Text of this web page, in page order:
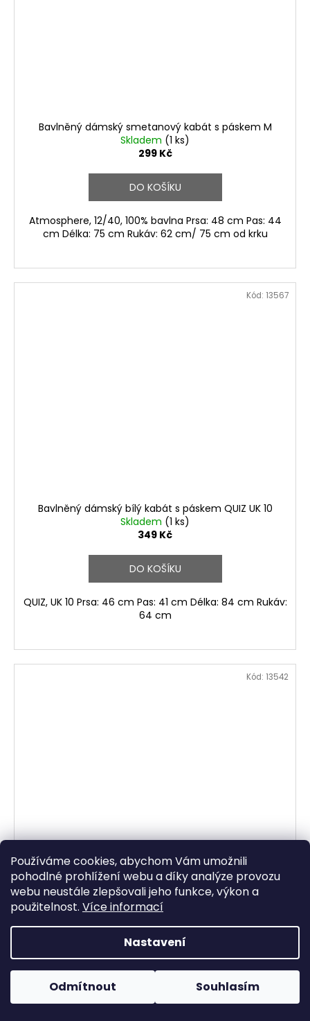
Používáme cookies, abychom Vám umožnili
pohodlné prohlížení webu a díky analýze provozu
webu neustále zlepšovali jeho funkce, výkon a
použitelnost. Více informací
Nastavení
Odmítnout Souhlasím
Bavlněný dámský smetanový kabát s páskem M
Skladem (1 ks)
299 Kč
DO KOŠÍKU
Atmosphere, 12/40, 100% bavlna Prsa: 48 cm Pas: 44
cm Délka: 75 cm Rukáv: 62 cm/ 75 cm od krku
Bavlněný dámský bílý kabát s páskem QUIZ UK 10
Skladem (1 ks)
349 Kč
DO KOŠÍKU
QUIZ, UK 10 Prsa: 46 cm Pas: 41 cm Délka: 84 cm Rukáv:
64 cm
Kód: 13567
Bavlněný dámský smetanový kabátek H&M L
Skladem
199 Kč
DO KOŠÍKU
H&M, UK 12/ L Prsa: 50 cm Délka: 51 cm Rukáv: 63 cm
Kód: 13542